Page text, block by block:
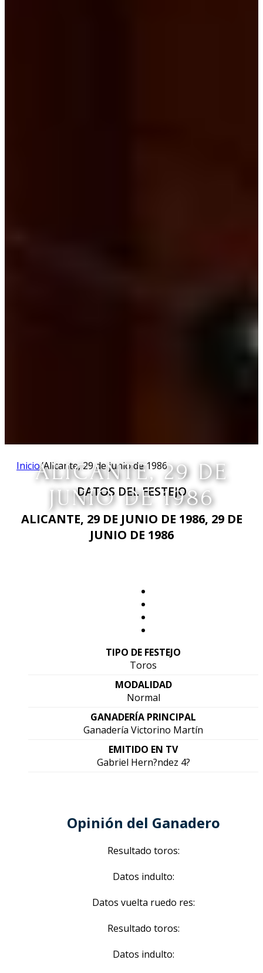
ALICANTE, 29 DE
JUNIO DE 1986
Inicio/Alicante, 29 de junio de 1986
DATOS DEL FESTEJO
ALICANTE, 29 DE JUNIO DE 1986, 29 DE
JUNIO DE 1986
TIPO DE FESTEJO
Toros
MODALIDAD
Normal
GANADERÍA PRINCIPAL
Ganadería Victorino Martín
EMITIDO EN TV
Gabriel Hern?ndez 4?
Opinión del Ganadero
Resultado toros:
Datos indulto:
Datos vuelta ruedo res:
Resultado toros:
Datos indulto: